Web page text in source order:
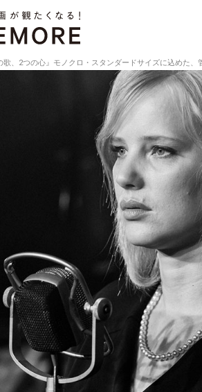
歌、2つの心』モノクロ・スタンダードサイズに込めた